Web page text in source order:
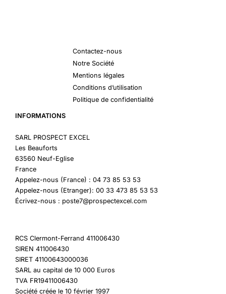
Contactez-nous
Notre Société
Mentions légales
Conditions d’utilisation
Politique de confidentialité
INFORMATIONS
SARL PROSPECT EXCEL
Les Beauforts
63560 Neuf-Eglise
France
Appelez-nous (France) : 04 73 85 53 53
Appelez-nous (Etranger): 00 33 473 85 53 53
Écrivez-nous : poste7@prospectexcel.com
RCS Clermont-Ferrand 411006430
SIREN 411006430
SIRET 41100643000036
SARL au capital de 10 000 Euros
TVA FR19411006430
Société créée le 10 février 1997